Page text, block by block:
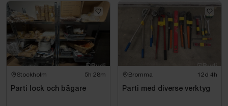
Stockholm 5h 28m
Parti lock och bägare
Bromma 12d 4h
Parti med diverse verktyg